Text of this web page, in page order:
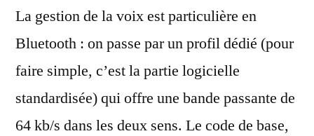
La gestion de la voix est particulière en
Bluetooth : on passe par un profil dédié (pour
faire simple, c’est la partie logicielle
standardisée) qui offre une bande passante de
64 kb/s dans les deux sens. Le code de base,